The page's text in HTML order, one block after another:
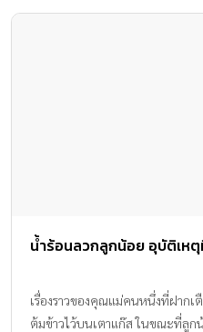
น้ำร้อนลวกลูกน้อย อุบัติเห
เรื่องราวของคุณแม่คนหนึ่งที่ฝาก
ต้มข้าวไว้บนเตาแก๊ส ในขณะที่ลูก